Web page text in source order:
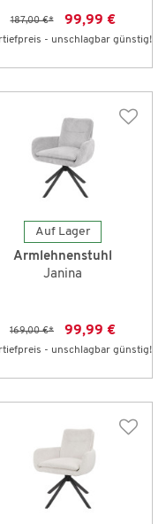
187,00 €* 99,99 €
- unschlagbar günstig!
Auf Lager
Armlehnenstuhl
Janina
169,00 €* 99,99 €
- unschlagbar günstig!